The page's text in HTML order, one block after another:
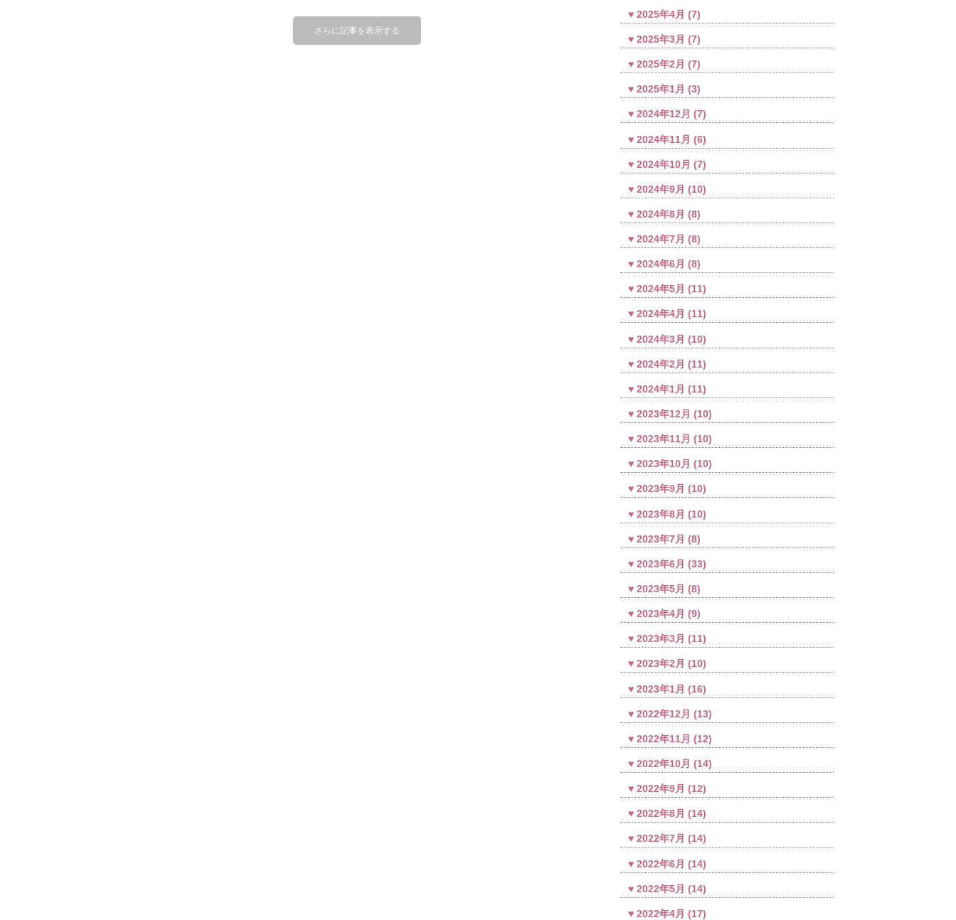
さらに記事を表示する
2025年4月 (7)
2025年3月 (7)
2025年2月 (7)
2025年1月 (3)
2024年12月 (7)
2024年11月 (6)
2024年10月 (7)
2024年9月 (10)
2024年8月 (8)
2024年7月 (8)
2024年6月 (8)
2024年5月 (11)
2024年4月 (11)
2024年3月 (10)
2024年2月 (11)
2024年1月 (11)
2023年12月 (10)
2023年11月 (10)
2023年10月 (10)
2023年9月 (10)
2023年8月 (10)
2023年7月 (8)
2023年6月 (33)
2023年5月 (8)
2023年4月 (9)
2023年3月 (11)
2023年2月 (10)
2023年1月 (16)
2022年12月 (13)
2022年11月 (12)
2022年10月 (14)
2022年9月 (12)
2022年8月 (14)
2022年7月 (14)
2022年6月 (14)
2022年5月 (14)
2022年4月 (17)